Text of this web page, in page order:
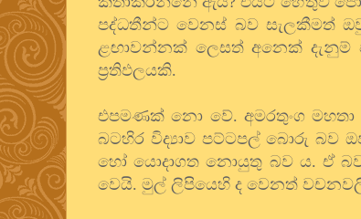
පද්ධතීන්ට වෙනස් බව සැලකීමත්
ළඟාවන්නක් ලෙසත් අනෙක් දැනුම්
ප්‍රතිඵලයකි.
එපමණක් නො වේ. අමරතුංග
බටහිර විද්‍යාව පට්ටපල් බොරු බව
හෝ යොදාගත නොයුතු බව ය. ඒ බව
වෙයි. මුල් ලිපියෙහි ද වෙනත්